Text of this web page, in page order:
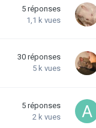
5 réponses
1,1 k vues
30 réponses
5 k vues
5 réponses
2 k vues